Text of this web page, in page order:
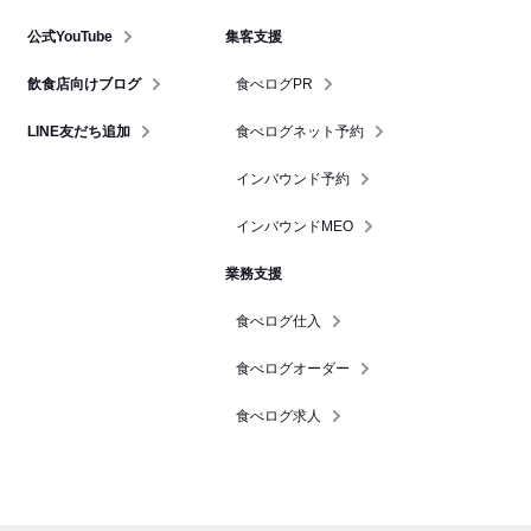
公式YouTube
飲食店向けブログ
LINE友だち追加
集客支援
食べログPR
食べログネット予約
インバウンド予約
インバウンドMEO
業務支援
食べログ仕入
食べログオーダー
食べログ求人